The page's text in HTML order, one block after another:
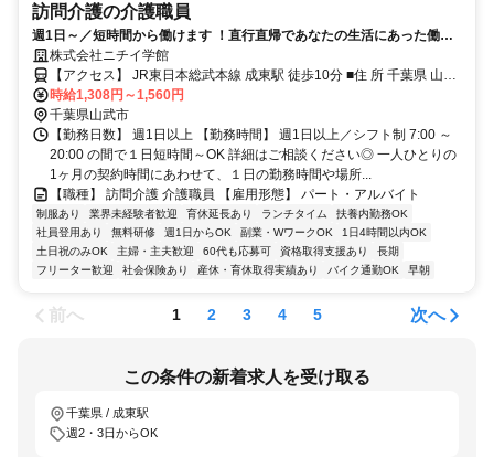
訪問介護の介護職員
週1日～／短時間から働けます ！直行直帰であなたの生活にあった働き
方が魅力です。未経験の方も大歓迎！先輩社員が丁寧にサポートします
ので安心して働けます。 ご利用者様の在宅の生活 を支える訪問介護員
（ホームヘルパー）のお仕事です。
株式会社ニチイ学館
【アクセス】 JR東日本総武本線 成東駅 徒歩10分 ■住 所 千葉県 山武
市 殿台282-6 ■アクセス JR東日本総武本線 成東駅 徒歩10分
時給1,308円～1,560円
千葉県山武市
【勤務日数】 週1日以上 【勤務時間】 週1日以上／シフト制 7:00 ～
20:00 の間で１日短時間～OK 詳細はご相談ください◎ 一人ひとりの
1ヶ月の契約時間にあわせて、１日の勤務時間や場所...
【職種】 訪問介護 介護職員 【雇用形態】 パート・アルバイト
制服あり 業界未経験者歓迎 育休延長あり ランチタイム
扶養内勤務OK
社員登用あり
無料研修 週1日からOK 副業・WワークOK
1日4時間以内OK
土日祝のみOK
主婦・主夫歓迎 60代も応募可 資格取得支援あり
長期
フリーター歓迎
社会保険あり 産休・育休取得実績あり バイク通勤OK 早朝
前へ 1 2 3 4 5 次へ
この条件の新着求人を受け取る
千葉県 / 成東駅
週2・3日からOK